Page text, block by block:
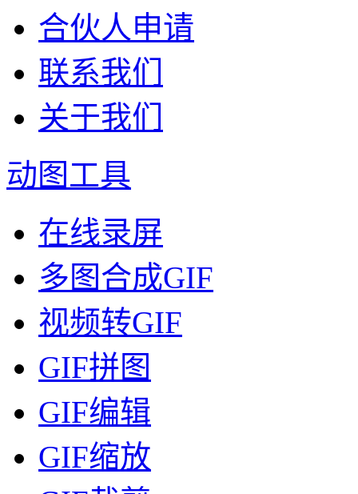
合伙人申请
联系我们
关于我们
动图工具
在线录屏
多图合成GIF
视频转GIF
GIF拼图
GIF编辑
GIF缩放